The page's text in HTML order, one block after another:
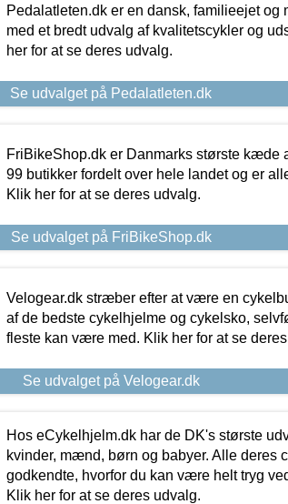
Pedalatleten.dk er en dansk, familieejet og
med et bredt udvalg af kvalitetscykler og
her for at se deres udvalg.
Se udvalget på Pedalatleten.dk
FriBikeShop.dk er Danmarks største kæde
99 butikker fordelt over hele landet og er
Klik her for at se deres udvalg.
Se udvalget på FriBikeShop.dk
Velogear.dk stræber efter at være en
af de bedste cykelhjelme og cykelsko,
fleste kan være med. Klik her for at se
Se udvalget på Velogear.dk
Hos eCykelhjelm.dk har de DK's største
kvinder, mænd, børn og babyer. Alle deres
godkendte, hvorfor du kan være helt tryg
Klik her for at se deres udvalg.